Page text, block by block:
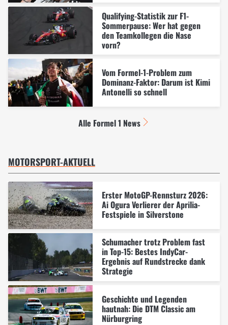
Qualifying-Statistik zur F1-
Sommerpause: Wer hat gegen
den Teamkollegen die Nase
vorn?
Vom Formel-1-Problem zum
Dominanz-Faktor: Darum ist Kimi
Antonelli so schnell
Alle Formel 1 News
MOTORSPORT-AKTUELL
Erster MotoGP-Rennsturz 2026:
Ai Ogura Verlierer der Aprilia-
Festspiele in Silverstone
Schumacher trotz Problem fast
in Top-15: Bestes IndyCar-
Ergebnis auf Rundstrecke dank
Strategie
Geschichte und Legenden
hautnah: Die DTM Classic am
Nürburgring